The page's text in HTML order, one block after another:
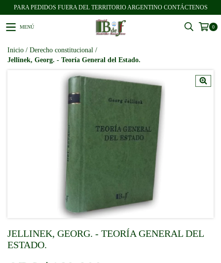
PARA PEDIDOS FUERA DEL TERRITORIO ARGENTINO CONTÁCTENOS
MENÚ 0
Inicio / Derecho constitucional /
Jellinek, Georg. - Teoría General del Estado.
JELLINEK, GEORG. - TEORÍA GENERAL DEL
ESTADO.